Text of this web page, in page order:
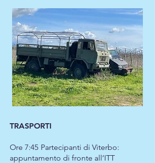
TRASPORTI
Ore 7:45 Partecipanti di Viterbo:
appuntamento di fronte all’ITT